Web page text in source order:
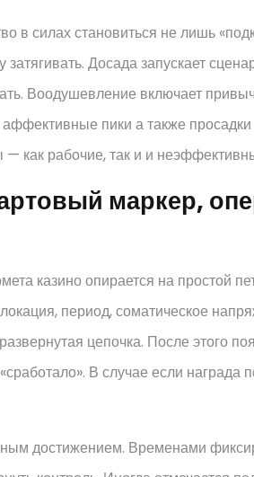
в силах становиться не лишь
Досада запускает
Воодушевление включает
аффективные пики а также
как рабочие, так и и
маркер,
казино опирается на простой
период, соматическое
цепочка. После этого
В случае если награда
достижением. Временами